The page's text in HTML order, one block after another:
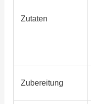
Zutaten
Zubereitung